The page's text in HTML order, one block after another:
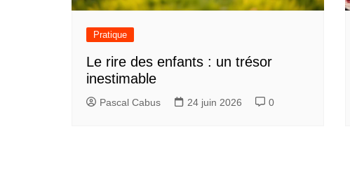
Pratique
Le rire des enfants : un trésor
inestimable
Pascal Cabus 24 juin 2026 0